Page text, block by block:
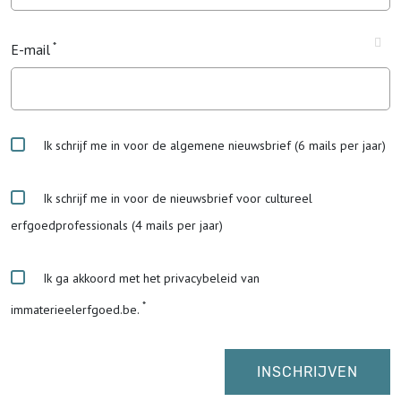
E-mail
Ik schrijf me in voor de algemene nieuwsbrief (6 mails per jaar)
Ik schrijf me in voor de nieuwsbrief voor cultureel
erfgoedprofessionals (4 mails per jaar)
Ik ga akkoord met het privacybeleid van
immaterieelerfgoed.be.